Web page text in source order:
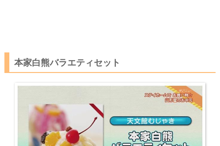
本家白熊バラエティセット